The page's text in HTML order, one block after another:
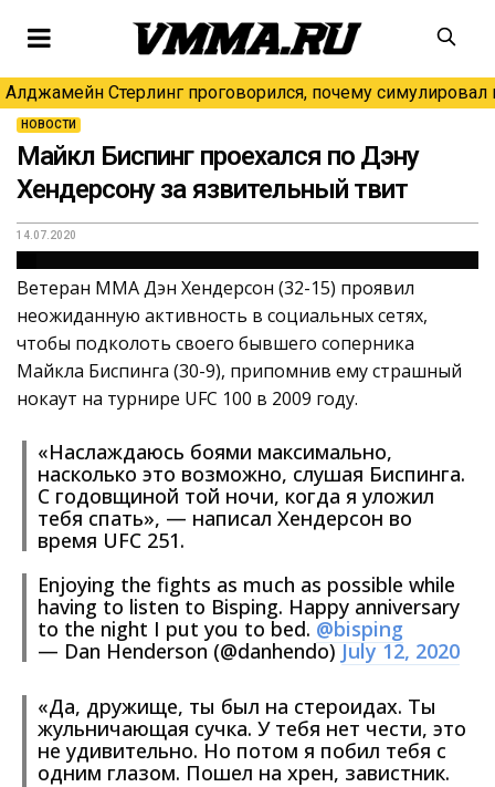
Алджамейн Стерлинг проговорился, почему симулировал
НОВОСТИ
Майкл Биспинг проехался по Дэну
Хендерсону за язвительный твит
14.07.2020
Ветеран ММА Дэн Хендерсон (32-15) проявил
неожиданную активность в социальных сетях,
чтобы подколоть своего бывшего соперника
Майкла Биспинга (30-9), припомнив ему страшный
нокаут на турнире UFC 100 в 2009 году.
«Наслаждаюсь боями максимально,
насколько это возможно, слушая Биспинга.
С годовщиной той ночи, когда я уложил
тебя спать», — написал Хендерсон во
время UFC 251.
Enjoying the fights as much as possible while
having to listen to Bisping. Happy anniversary
to the night I put you to bed. @bisping
— Dan Henderson (@danhendo)July 12, 2020
«Да, дружище, ты был на стероидах. Ты
жульничающая сучка. У тебя нет чести, это
не удивительно. Но потом я побил тебя с
одним глазом. Пошел на хрен, завистник.